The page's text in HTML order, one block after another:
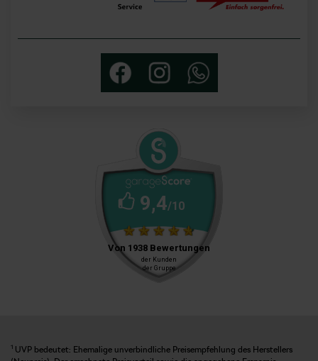
1 UVP bedeutet: Ehemalige unverbindliche Preisempfehlung des Herstellers